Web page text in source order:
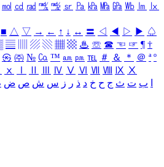
㏖ ㏅ ㎭ ㎮ ㎯ ㏛ ㎩ ㎪ ㎫ ㎬ ㏝ ㏐
㏓
■ △ ▽ → ← ↑ ↓ ↔ 〓 ◁ ◀ ▷ ▶ ♤
▤ ▨ ▧ ▦ ▩ ♨ ☏ ☎ ☜ ☞ ¶ †
㉿ ㈜ № ㏇ ™ ㏂ ㏘ ℡ ＃ ＆ ＊ ＠ ª º
ⅹ Ⅳ Ⅴ Ⅵ Ⅶ Ⅷ Ⅸ Ⅹ
ب ت ث ج ح خ د ذ ر ز س ش ص ض